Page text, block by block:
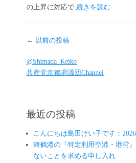
の上昇に対応で 続きを読む…
投
ナ
ビ
シ
ョ
← 以前の投稿
@Shimada_Keiko
共産党京都府議団Channel
最近の投稿
こんにちは島田けい子です：
舞鶴港の『特定利用空港・港湾
ないことを求める申し入れ